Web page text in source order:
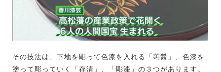
その技法は、下地を彫って色漆を入れる「蒟醤」、色漆を
塗って彫っていく「存清」、「彫漆」の３つがあります。